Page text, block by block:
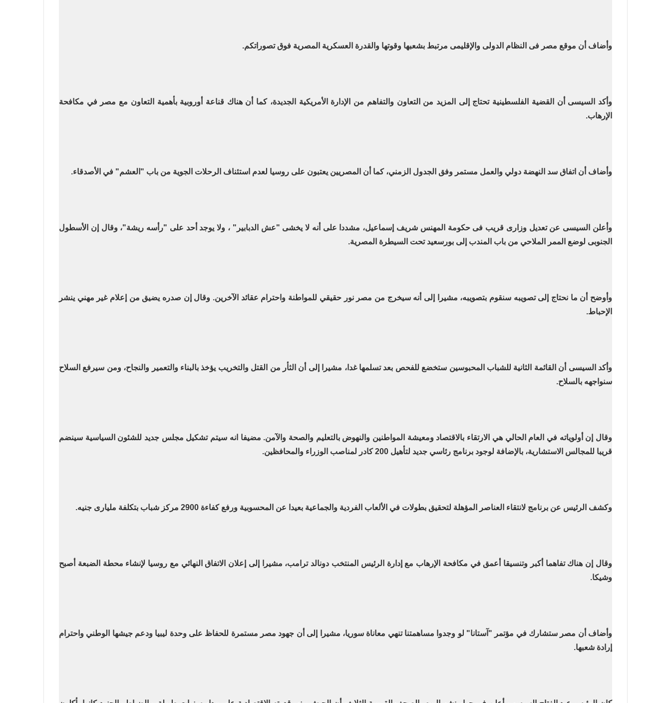
وأضاف أن موقع مصر فى النظام الدولى والإقليمى مرتبط بشعبها وقوتها والقدرة العسكرية المصرية فوق تصوراتكم.
وأكد السيسى أن القضية الفلسطينية تحتاج إلى المزيد من التعاون والتفاهم من الإدارة الأمريكية الجديدة، كما أن هناك قناعة أوروبية بأهمية التعاون مع مصر في مكافحة
الإرهاب.
وأضاف أن اتفاق سد النهضة دولي والعمل مستمر وفق الجدول الزمني، كما أن المصريين يعتبون على روسيا لعدم استئناف الرحلات الجوية من باب "العشم" في الأصدقاء.
وأعلن السيسى عن تعديل وزارى قريب فى حكومة المهنس شريف إسماعيل، مشددا على أنه لا يخشى "عش الدبابير" ، ولا يوجد أحد على "رأسه ريشة"، وقال إن الأسطول
الجنوبى لوضع الممر الملاحي من باب المندب إلى بورسعيد تحت السيطرة المصرية.
وأوضح أن ما نحتاج إلى تصويبه سنقوم بتصويبه، مشيرا إلى أنه سيخرج من مصر نور حقيقي للمواطنة واحترام عقائد الآخرين. وقال إن صدره يضيق من إعلام غير مهني ينشر
الإحباط.
وأكد السيسى أن القائمة الثانية للشباب المحبوسين ستخضع للفحص بعد تسلمها غدا، مشيرا إلى أن الثأر من القتل والتخريب يؤخذ بالبناء والتعمير والنجاح، ومن سيرفع السلاح
سنواجهه بالسلاح.
وقال إن أولوياته في العام الحالي هي الارتقاء بالاقتصاد ومعيشة المواطنين والنهوض بالتعليم والصحة والآمن. مضيفا انه سيتم تشكيل مجلس جديد للشئون السياسية سينضم
قريبا للمجالس الاستشارية، بالإضافة لوجود برنامج رئاسي جديد لتأهيل 200 كادر لمناصب الوزراء والمحافظين
.
وكشف الرئيس عن برنامج لانتقاء العناصر المؤهلة لتحقيق بطولات في الألعاب الفردية والجماعية بعيدا عن المحسوبية ورفع كفاءة 2900 مركز شباب بتكلفة مليارى جنيه .
وقال إن هناك تفاهما أكبر وتنسيقا أعمق في مكافحة الإرهاب مع إدارة الرئيس المنتخب دونالد ترامب، مشيرا إلى إعلان الاتفاق النهائي مع روسيا لإنشاء محطة الضبعة أصبح
وشيكا.
وأضاف أن مصر ستشارك في مؤتمر "آستانا" لو وجدوا مساهمتنا تنهي معاناة سوريا، مشيرا إلى أن جهود مصر مستمرة للحفاظ على وحدة ليبيا ودعم جيشها الوطني واحترام
إرادة شعبها.